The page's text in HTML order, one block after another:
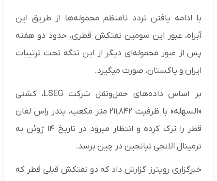
با ادامه یافتن تردد نامنظم محموله‌ها از طریق این
آبراه، عبور این سومین نفتکش قطری، حدود دو هفته
پس از عبور محموله‌ای دیگر از این تنگه تحت ترتیبات
ایران و پاکستان، صورت میگیرد.
بر اساس داده‌های حمل‌ونقل شرکت LSEG، کشتی
«السهله» با ظرفیت ۲۱۱,۸۴۲ متر مکعب، بندر راس لفان
قطر را ترک کرده و انتظار میرود در تاریخ ۱۴ ژوئن به
ترمینال الانجی تیانجین در چین برسد.
خبرگزاری رویترز گزارش داد که دو نفتکش قبلی قطر که